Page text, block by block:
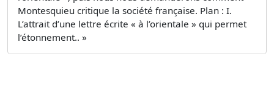
Montesquieu critique la société française. Plan : I.
L’attrait d’une lettre écrite « à l’orientale » qui permet
l’étonnement.. »